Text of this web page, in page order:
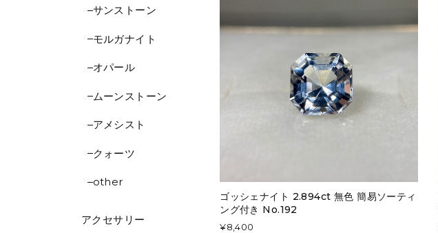
サンストーン
モルガナイト
オパール
ムーンストーン
アメシスト
クォーツ
other
アクセサリー
ゴッシェナイト 2.894ct 無色 簡易ソーティ
ング付き No.192
¥8,400